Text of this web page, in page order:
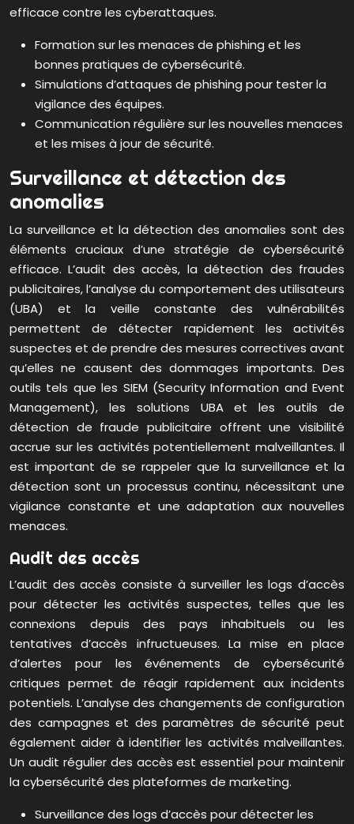
efficace contre les cyberattaques.
Formation sur les menaces de phishing et les
bonnes pratiques de cybersécurité.
Simulations d’attaques de phishing pour tester la
vigilance des équipes.
Communication régulière sur les nouvelles menaces
et les mises à jour de sécurité.
Surveillance et détection des
anomalies
La surveillance et la détection des anomalies sont des
éléments cruciaux d’une stratégie de cybersécurité
efficace. L’audit des accès, la détection des fraudes
publicitaires, l’analyse du comportement des utilisateurs
(UBA) et la veille constante des vulnérabilités
permettent de détecter rapidement les activités
suspectes et de prendre des mesures correctives avant
qu’elles ne causent des dommages importants. Des
outils tels que les SIEM (Security Information and Event
Management), les solutions UBA et les outils de
détection de fraude publicitaire offrent une visibilité
accrue sur les activités potentiellement malveillantes. Il
est important de se rappeler que la surveillance et la
détection sont un processus continu, nécessitant une
vigilance constante et une adaptation aux nouvelles
menaces.
Audit des accès
L’audit des accès consiste à surveiller les logs d’accès
pour détecter les activités suspectes, telles que les
connexions depuis des pays inhabituels ou les
tentatives d’accès infructueuses. La mise en place
d’alertes pour les événements de cybersécurité
critiques permet de réagir rapidement aux incidents
potentiels. L’analyse des changements de configuration
des campagnes et des paramètres de sécurité peut
également aider à identifier les activités malveillantes.
Un audit régulier des accès est essentiel pour maintenir
la cybersécurité des plateformes de marketing.
Surveillance des logs d’accès pour détecter les